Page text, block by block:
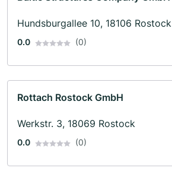
Hundsburgallee 10, 18106 Rostock
0.0 (0)
Rottach Rostock GmbH
Werkstr. 3, 18069 Rostock
0.0 (0)